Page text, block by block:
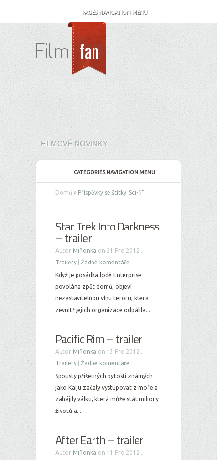
PAGES NAVIGATION MENU
FILMOVÉ NOVINKY
CATEGORIES NAVIGATION MENU
Domů » Příspěvky se štítky"Sci-fi"
Star Trek Into Darkness
– trailer
Autor Miňonka on 21 Pro 2012 ,
Trailery
Žádné komentáře
Když je posádka lodě Enterprise
povolána zpět domů, objeví
nezastavitelnou vlnu teroru, která
zevnitř jejich organizace odpálila...
Pacific Rim – trailer
Autor Miňonka on 13 Pro 2012 ,
Trailery
Žádné komentáře
Spousty příšerných bytostí známých
jako Kaiju začaly vystupovat z moře a
zahájily válku, která může stát miliony
životů a...
After Earth – trailer
Autor Miňonka on 11 Pro 2012 ,